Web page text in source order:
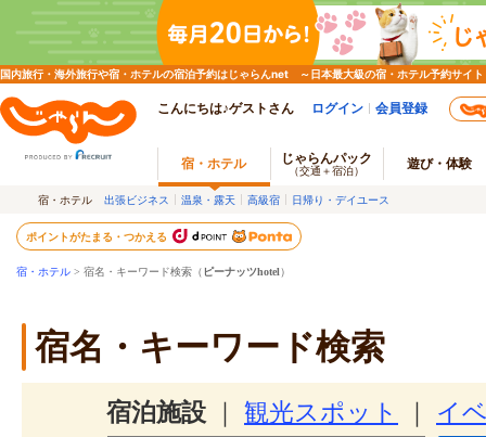
国内旅行・海外旅行や宿・ホテルの宿泊予約はじゃらんnet ～日本最大級の宿・ホテル予約サイト
こんにちは♪ゲストさん ログイン 会員登録
宿・ホテル じゃらんパック
（交通＋宿泊） 遊び・体験
宿・ホテル 出張ビジネス 温泉・露天 高級宿 日帰り・デイユース
ポイントがたまる・つかえる
宿・ホテル > 宿名・キーワード検索（ ピーナッツhotel）
宿名・キーワード検索
宿泊施設 観光スポット イ